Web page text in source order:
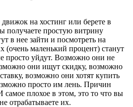
на хостинг или берете в
получаете простую витрину
в нее зайти и посмотреть на
(очень маленький процент) станут
просто уйдут. Возможно они не
они ищут скидку, возможно
возможно они хотят купить
просто им лень. Причин
плохое в этом, это то что вы
отрабатываете их.